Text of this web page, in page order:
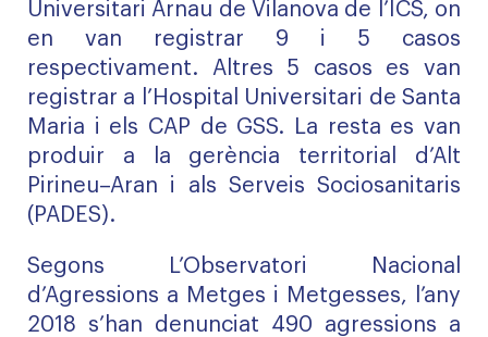
Universitari Arnau de Vilanova de l’ICS, on
en van registrar 9 i 5 casos
respectivament. Altres 5 casos es van
registrar a l’Hospital Universitari de Santa
Maria i els CAP de GSS. La resta es van
produir a la gerència territorial d’Alt
Pirineu–Aran i als Serveis Sociosanitaris
(PADES).
Segons L’Observatori Nacional
d’Agressions a Metges i Metgesses, l’any
2018 s’han denunciat 490 agressions a